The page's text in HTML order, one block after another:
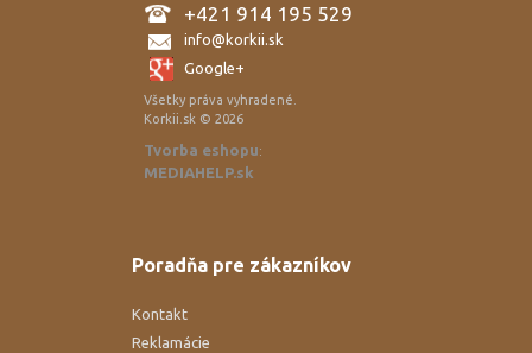
+421 914 195 529
info@korkii.sk
Google+
Všetky práva vyhradené.
Korkii.sk © 2026
Tvorba eshopu:
MEDIAHELP.sk
Poradňa pre zákazníkov
Kontakt
Reklamácie